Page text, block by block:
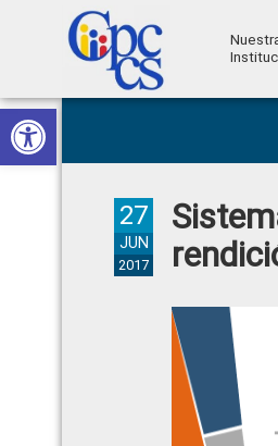
Abrir barra de herramientas
Skip
to
primary
Skip
to
main
Skip
to
primary
Skip
to
footer
Ciudadana
Control
Ciudadano
27
JUN
2017